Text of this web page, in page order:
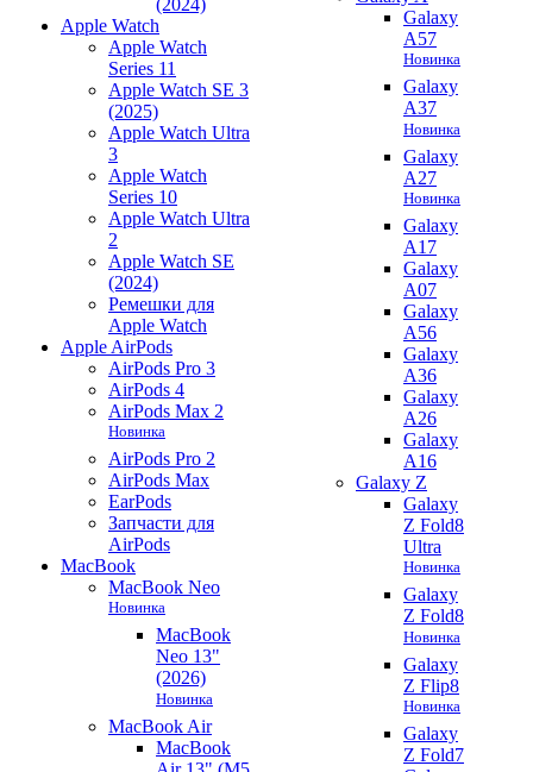
Apple Watch
Apple Watch
Series 11
Apple Watch SE 3
(2025)
Apple Watch Ultra
3
Apple Watch
Series 10
Apple Watch Ultra
2
Apple Watch SE
(2024)
Ремешки для
Apple Watch
Apple AirPods
AirPods Pro 3
AirPods 4
AirPods Max 2
Новинка
AirPods Pro 2
AirPods Max
EarPods
Запчасти для
AirPods
MacBook
MacBook Neo
Новинка
MacBook
Neo 13"
(2026)
Новинка
MacBook Air
MacBook
Galaxy
A57
Новинка
Galaxy
A37
Новинка
Galaxy
A27
Новинка
Galaxy
A17
Galaxy
A07
Galaxy
A56
Galaxy
A36
Galaxy
A26
Galaxy
A16
Galaxy Z
Galaxy
Z Fold8
Ultra
Новинка
Galaxy
Z Fold8
Новинка
Galaxy
Z Flip8
Новинка
Galaxy
Z Fold7